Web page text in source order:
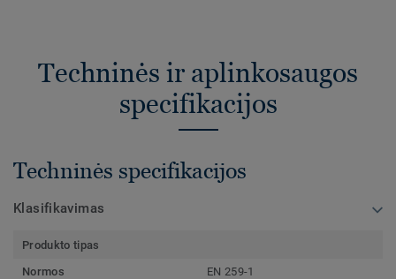
Techninės ir aplinkosaugos
specifikacijos
Techninės specifikacijos
Klasifikavimas
Produkto tipas
Normos
EN 259-1